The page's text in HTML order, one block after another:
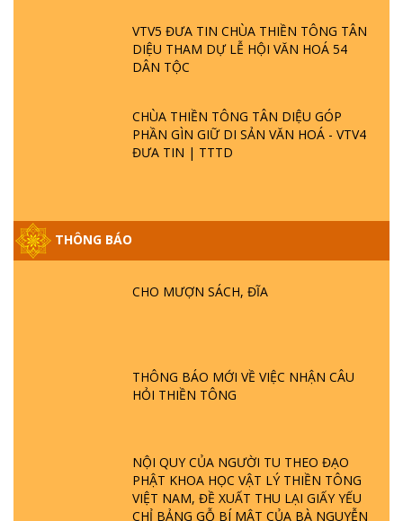
VTV5 ĐƯA TIN CHÙA THIỀN TÔNG TÂN
DIỆU THAM DỰ LỄ HỘI VĂN HOÁ 54
DÂN TỘC
CHÙA THIỀN TÔNG TÂN DIỆU GÓP
PHẦN GÌN GIỮ DI SẢN VĂN HOÁ - VTV4
ĐƯA TIN | TTTD
THÔNG BÁO
CHO MƯỢN SÁCH, ĐĨA
THÔNG BÁO MỚI VỀ VIỆC NHẬN CÂU
HỎI THIỀN TÔNG
NỘI QUY CỦA NGƯỜI TU THEO ĐẠO
PHẬT KHOA HỌC VẬT LÝ THIỀN TÔNG
VIỆT NAM, ĐỀ XUẤT THU LẠI GIẤY YẾU
CHỈ BẢNG GỖ BÍ MẬT CỦA BÀ NGUYỄN
GIẢI ĐÁP ĐẶC BIỆT P25 - SUỐT 49 NĂM
HỘI GÌ? TỬ VÌ ĐẠO
PHẬT GIỚI CÓ THỜI GIAN KHÔNG? |
TTTD
LÀ AI? QUỶ SA TĂNG? | TTTD
GIẢI ĐÁP THIỀN TÔNG ĐẶC BIỆT P22 - TẠI